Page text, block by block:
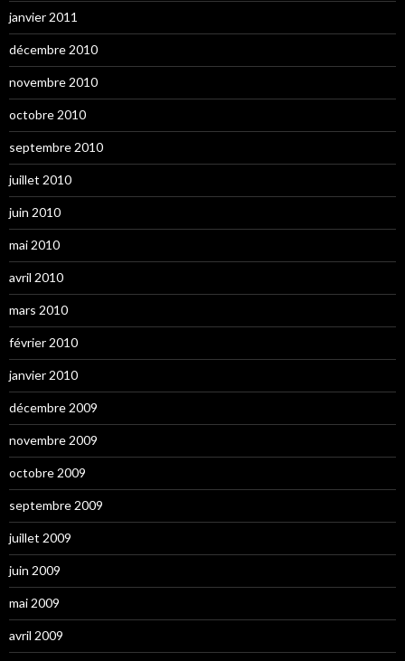
janvier 2011
décembre 2010
novembre 2010
octobre 2010
septembre 2010
juillet 2010
juin 2010
mai 2010
avril 2010
mars 2010
février 2010
janvier 2010
décembre 2009
novembre 2009
octobre 2009
septembre 2009
juillet 2009
juin 2009
mai 2009
avril 2009